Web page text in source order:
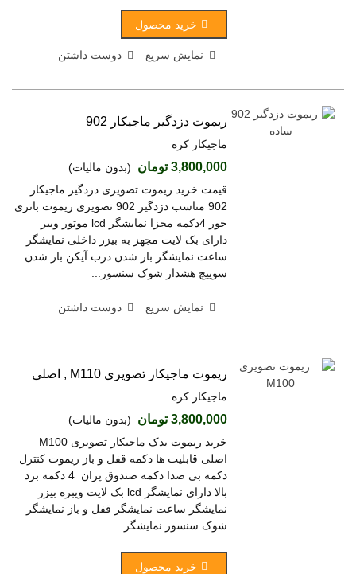
خرید محصول
نمایش سریع دوست داشتن
ریموت دزدگیر ماجیکار 902
ماجیکار کره
3,800,000 تومان
(بدون مالیات)
قیمت خرید ریموت تصویری دزدگیر ماجیکار
902 مناسب دزدگیر 902 تصویری ریموت باتری
خور 4دکمه مجزا نمایشگر lcd موتور ویبر
دارای بک لایت مجهز به بیزر داخلی نمایشگر
ساعت نمایشگر باز شدن درب آیکن باز شدن
سوییچ هشدار شوک سنسور...
نمایش سریع دوست داشتن
ریموت ماجیکار تصویری M110 , اصلی
ماجیکار کره
3,800,000 تومان
(بدون مالیات)
خرید ریموت یدک ماجیکار تصویری M100
اصلی قابلیت ها دکمه قفل و باز ریموت کنترل
دکمه بی صدا دکمه صندوق پران 4 دکمه برد
بالا دارای نمایشگر lcd بک لایت ویبره بیزر
نمایشگر ساعت نمایشگر قفل و باز نمایشگر
شوک سنسور نمایشگر...
خرید محصول